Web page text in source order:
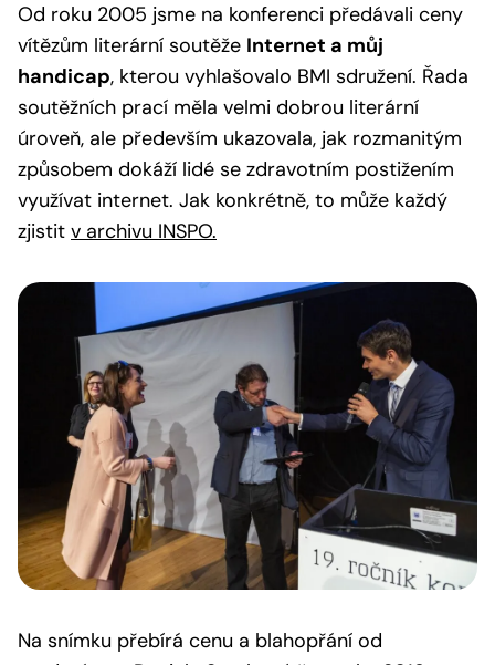
Od roku 2005 jsme na konferenci předávali ceny
vítězům literární soutěže Internet a můj
handicap, kterou vyhlašovalo BMI sdružení. Řada
soutěžních prací měla velmi dobrou literární
úroveň, ale především ukazovala, jak rozmanitým
způsobem dokáží lidé se zdravotním postižením
využívat internet. Jak konkrétně, to může každý
zjistit v archivu INSPO.
Na snímku přebírá cenu a blahopřání od